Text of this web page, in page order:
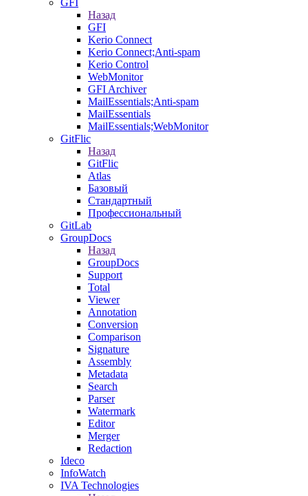
GFI
Назад
GFI
Kerio Connect
Kerio Connect;Anti-spam
Kerio Control
WebMonitor
GFI Archiver
MailEssentials;Anti-spam
MailEssentials
MailEssentials;WebMonitor
GitFlic
Назад
GitFlic
Atlas
Базовый
Стандартный
Профессиональный
GitLab
GroupDocs
Назад
GroupDocs
Support
Total
Viewer
Annotation
Conversion
Comparison
Signature
Assembly
Metadata
Search
Parser
Watermark
Editor
Merger
Redaction
Ideco
InfoWatch
IVA Technologies